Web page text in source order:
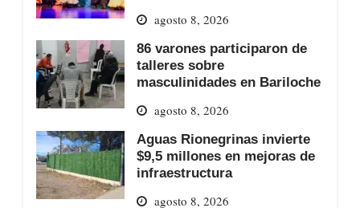
agosto 8, 2026
86 varones participaron de
talleres sobre
masculinidades en Bariloche
agosto 8, 2026
Aguas Rionegrinas invierte
$9,5 millones en mejoras de
infraestructura
agosto 8, 2026